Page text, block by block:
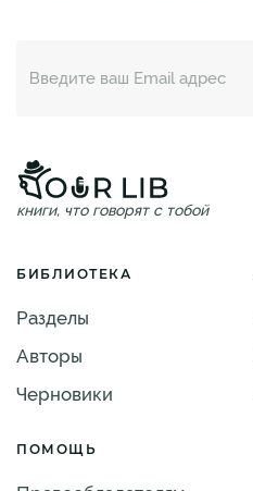
книги, что говорят с тобой
БИБЛИОТЕКА
Разделы
Авторы
Черновики
ПОМОЩЬ